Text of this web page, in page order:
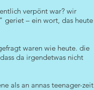
verpönt war? wir
geriet – ein wort, das heute
waren wie heute. die
da irgendetwas nicht
als an annas teenager-zeit